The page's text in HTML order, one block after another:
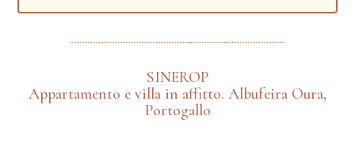
SINEROP
Appartamento e villa in affitto. Albufeira Oura,
Portogallo